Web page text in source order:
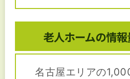
老人ホームの情報
名古屋エリアの